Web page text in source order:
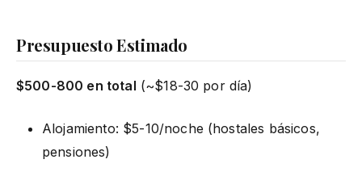
Presupuesto Estimado
$500-800 en total (~$18-30 por día)
Alojamiento: $5-10/noche (hostales básicos,
pensiones)